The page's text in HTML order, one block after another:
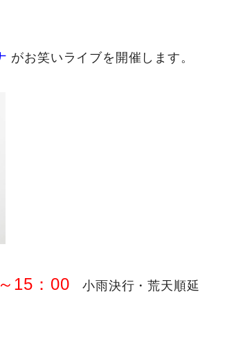
がお笑いライブを開催します。
15：00 小雨決行・荒天順延